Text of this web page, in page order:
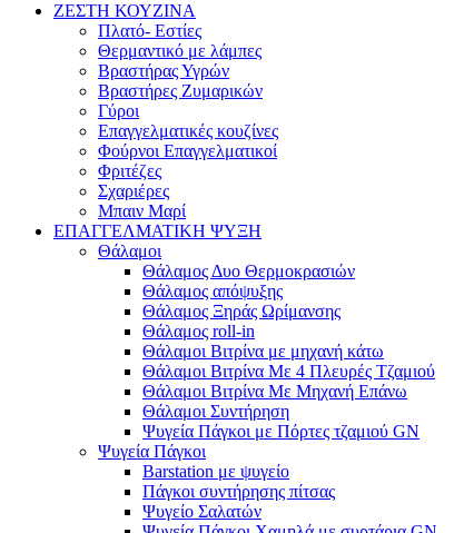
ΖΕΣΤΗ ΚΟΥΖΙΝΑ
Πλατό- Εστίες
Θερμαντικό με λάμπες
Βραστήρας Υγρών
Βραστήρες Ζυμαρικών
Γύροι
Επαγγελματικές κουζίνες
Φούρνοι Επαγγελματικοί
Φριτέζες
Σχαριέρες
Μπαιν Μαρί
ΕΠΑΓΓΕΛΜΑΤΙΚΗ ΨΥΞΗ
Θάλαμοι
Θάλαμος Δυο Θερμοκρασιών
Θάλαμος απόψυξης
Θάλαμος Ξηράς Ωρίμανσης
Θάλαμος roll-in
Θάλαμοι Βιτρίνα με μηχανή κάτω
Θάλαμοι Βιτρίνα Με 4 Πλευρές Τζαμιού
Θάλαμοι Βιτρίνα Με Μηχανή Επάνω
Θάλαμοι Συντήρηση
Ψυγεία Πάγκοι με Πόρτες τζαμιού GN
Ψυγεία Πάγκοι
Barstation με ψυγείο
Πάγκοι συντήρησης πίτσας
Ψυγείο Σαλατών